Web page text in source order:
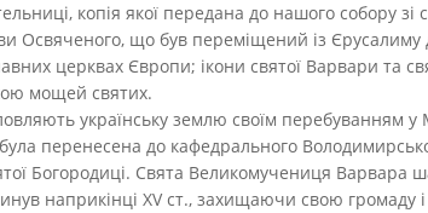
копія якої передана до нашого собору зі
Освяченого, що був переміщений із Єрусалиму
церквах Європи; ікони святої Варвари та
мощей святих.
українську землю своїм перебуванням
перенесена до кафедрального
Богородиці. Свята Великомучениця Варвара
наприкінці XV ст., захищаючи свою громаду